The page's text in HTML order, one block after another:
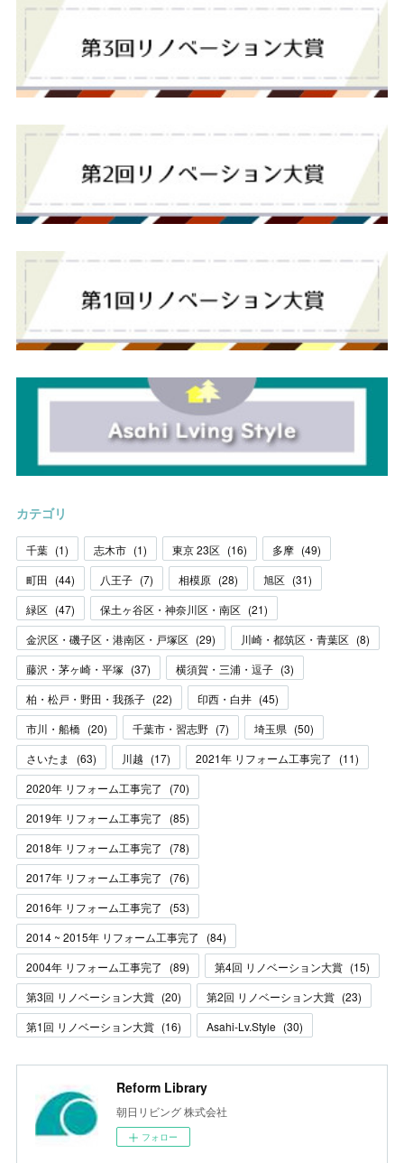
カテゴリ
千葉 (1) 志木市 (1) 東京 23区 (16) 多摩 (49)
町田 (44) 八王子 (7) 相模原 (28) 旭区 (31)
緑区 (47) 保土ヶ谷区・神奈川区・南区 (21)
金沢区・磯子区・港南区・戸塚区 (29) 川崎・都筑区・青葉区 (8)
藤沢・茅ヶ崎・平塚 (37) 横須賀・三浦・逗子 (3)
柏・松戸・野田・我孫子 (22) 印西・白井 (45)
市川・船橋 (20) 千葉市・習志野 (7) 埼玉県 (50)
さいたま
(63) 川越 (17) 2021年 リフォーム工事完了 (11)
2020年 リフォーム工事完了
(70)
2019年 リフォーム工事完了
(85)
2018年 リフォーム工事完了
(78)
2017年 リフォーム工事完了
(76)
2016年 リフォーム工事完了
(53)
2014 ~ 2015年 リフォーム工事完了
(84)
2004年 リフォーム工事完了
(89) 第4回 リノベーション大賞 (15)
第3回 リノベーション大賞 (20) 第2回 リノベーション大賞 (23)
第1回 リノベーション大賞 (16) Asahi-Lv.Style (30)
Reform Library
朝日リビング 株式会社
フォロー